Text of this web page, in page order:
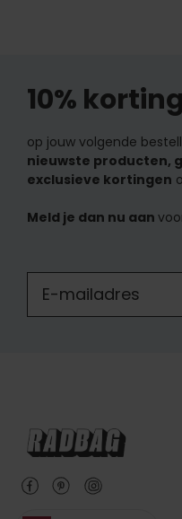
10% korting
op jouw volgende
nieuwste producten,
exclusieve kortingen
Meld je dan nu aan